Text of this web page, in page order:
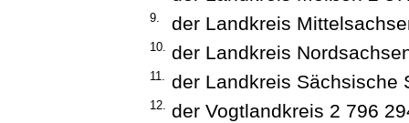
9. der Landkreis
10. der Landkreis
11. der Landkreis Sächsische
12. der Vogtlandkreis 2 796